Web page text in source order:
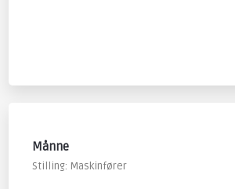
Månne
​Stilling: Maskinfører